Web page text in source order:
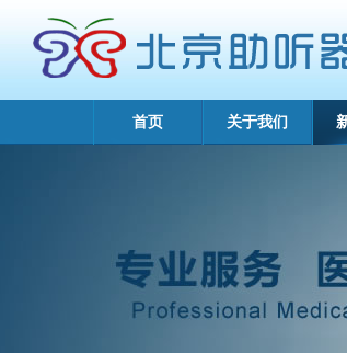
首页 关于我们